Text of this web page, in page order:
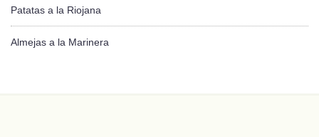
Patatas a la Riojana
Almejas a la Marinera